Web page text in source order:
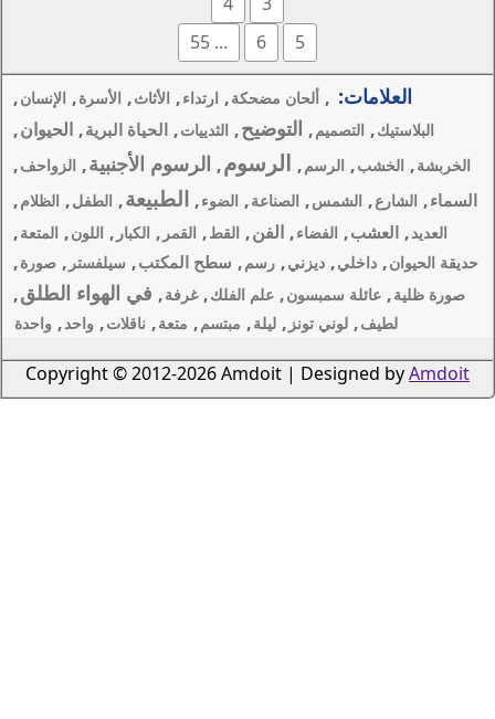
ارتداء,الأثاث,الأسرة,الإنسان,
الثدييات,الحياة البرية ,الحيوان,
,الرسوم الأجنبية, الزواحف,
,الضوء ,الطبيعة,الطفل,الظلام ,
القط,القمر,الكبار ,اللون ,المتعة ,
رسم,سطح المكتب,سيلفستر , صورة,
علم الفلك ,غرفة ,في الهواء الطلق,
متعة,ناقلات , واحد,واحدة
Copyright © 2012-2026